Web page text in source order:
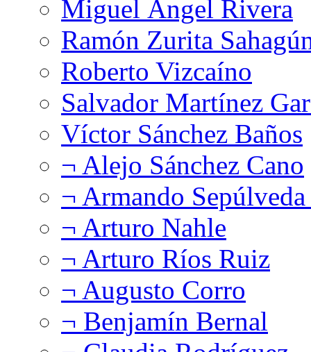
Miguel Ángel Rivera
Ramón Zurita
Roberto Vizcaíno
Salvador Martínez
Víctor Sánchez Baños
¬ Alejo Sánchez Cano
¬ Armando
¬ Arturo Nahle
¬ Arturo Ríos Ruiz
¬ Augusto Corro
¬ Benjamín Bernal